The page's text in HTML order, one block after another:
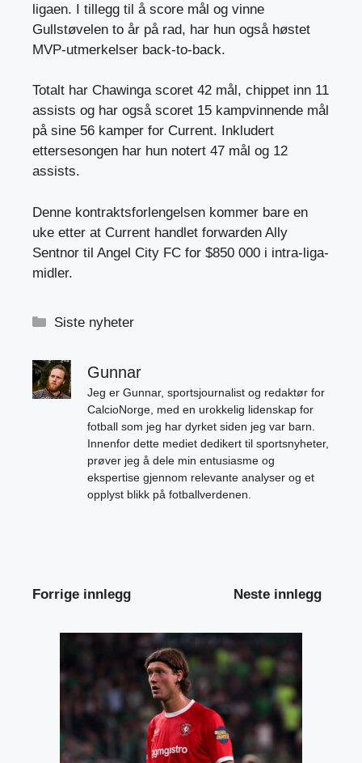
ligaen. I tillegg til å score mål og vinne
Gullstøvelen to år på rad, har hun også høstet
MVP-utmerkelser back-to-back.
Totalt har Chawinga scoret 42 mål, chippet inn 11
assists og har også scoret 15 kampvinnende mål
på sine 56 kamper for Current. Inkludert
ettersesongen har hun notert 47 mål og 12
assists.
Denne kontraktsforlengelsen kommer bare en
uke etter at Current handlet forwarden Ally
Sentnor til Angel City FC for $850 000 i intra-liga-
midler.
Kategorier
Siste nyheter
Gunnar
Jeg er Gunnar, sportsjournalist og redaktør for
CalcioNorge, med en urokkelig lidenskap for
fotball som jeg har dyrket siden jeg var barn.
Innenfor dette mediet dedikert til sportsnyheter,
prøver jeg å dele min entusiasme og
ekspertise gjennom relevante analyser og et
opplyst blikk på fotballverdenen.
Forrige innlegg Neste innlegg